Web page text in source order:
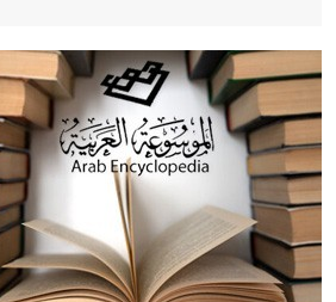
- هل تعلم أن أبقراط كتب في الطب
الحكم، الأدلة، تنظيم التغذية، ورسالته
له الفضل بأنه حرر الطب من الدين
- هل تعلم أن المرجان إفراز حيواني
من مادة كربونات الكلسيوم، وهو أحمر
أجود أنواعه، ويمتاز بكبر الحجم ويسمى